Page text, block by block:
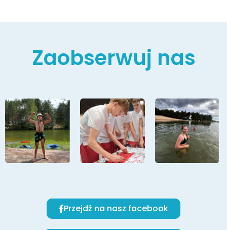
Zaobserwuj nas
Przejdź na nasz facebook